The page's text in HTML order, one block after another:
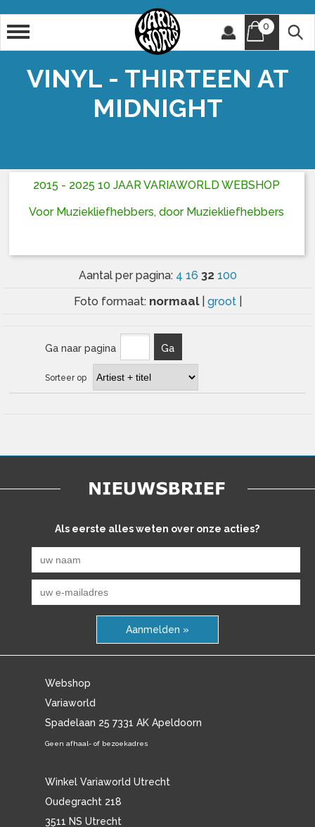
0
VINYL - THIRTEEN AT
MIDNIGHT
2015 - 2025 10 JAAR VARIAWORLD WEBSHOP
Voor Muziekliefhebbers, door Muziekliefhebbers
Aantal per pagina: 4 16 32 100
Foto formaat: normaal groot
Ga naar pagina Ga
Sorteer op
Als eerste alles weten over onze acties?
Aanmelden »
Webshop
Variaworld
Spadelaan 25 7331 AK Apeldoorn
Geen afhaal- of bezoekadres
Winkel Variaworld Utrecht
Oudegracht 218
3511 NS Utrecht